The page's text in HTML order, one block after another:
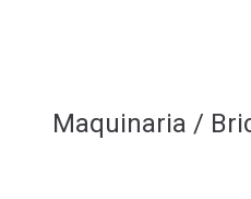
Maquinaria /